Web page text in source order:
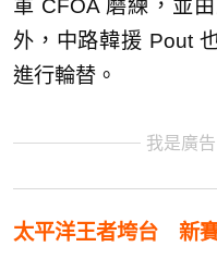
軍 CFOA 磨練，並
外，中路韓援 Pout
進行輪替。
我是廣
太平洋王者垮台 新